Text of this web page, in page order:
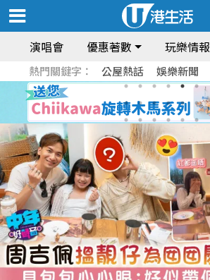
演唱會 優惠著數 玩樂情報
熱門關鍵字： 公屋熱話 娛樂新聞